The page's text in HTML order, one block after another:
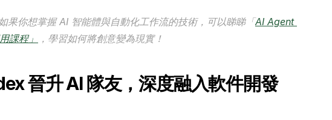
果你想掌握 AI 智能體與自動化工作流的技術，可以睇睇「AI Agent
課程」
，學習如何將創意變為現實！
晉升 AI 隊友，深度融入軟件開發